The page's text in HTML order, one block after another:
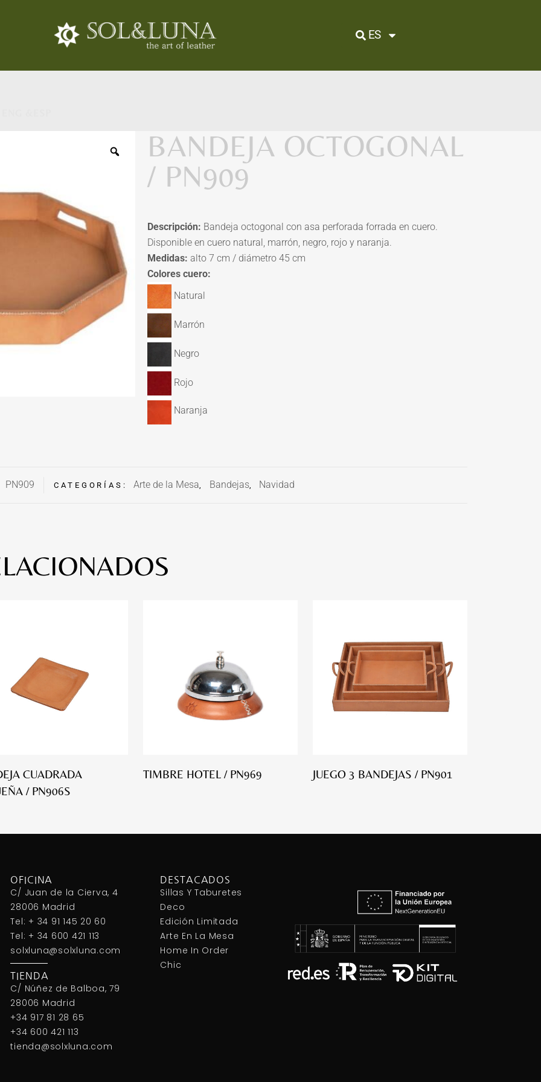
ES
BANDEJA OCTOGONAL
/ PN909
Descripción: Bandeja octogonal con asa perforada forrada en cuero.
Disponible en cuero natural, marrón, negro, rojo y naranja.
Medidas: alto 7 cm / diámetro 45 cm
Colores cuero:
Natural
Marrón
Negro
Rojo
Naranja
PN909 CATEGORÍAS: Arte de la Mesa, Bandejas, Navidad
CUADRADA
/ PN906S
TIMBRE HOTEL / PN969 JUEGO 3 BANDEJAS / PN901
OFICINA
C/ Juan de la Cierva, 4
28006 Madrid
Tel: + 34 91 145 20 60
Tel: + 34 600 421 113
solxluna@solxluna.com
TIENDA
C/ Núñez de Balboa, 79
28006 Madrid
+34 917 81 28 65
+34 600 421 113
tienda@solxluna.com
DESTACADOS
Sillas Y Taburetes
Deco
Edición Limitada
Arte En La Mesa
Home In Order
Chic